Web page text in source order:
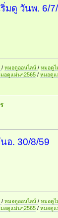
มดู วันพ. 6/
/หมอดูออนไลน์/หมอดู
อดูแม่นๆ2565 /หมอดู
อ. 30/8/59
/หมอดูออนไลน์/หมอดู
อดูแม่นๆ2565 /หมอดู